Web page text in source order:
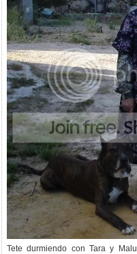
Tete durmiendo con Tara y